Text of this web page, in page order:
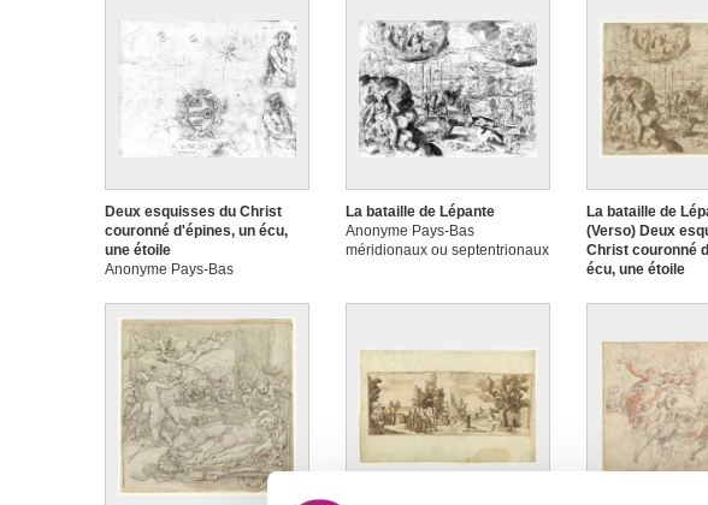
Deux esquisses du Christ
couronné d'épines, un écu,
une étoile
Anonyme Pays-Bas
La bataille de Lépante
Anonyme Pays-Bas
méridionaux ou septentrionaux
La bataille de
(Verso) Deux
Christ couronné
écu, une étoile
méridionaux ou